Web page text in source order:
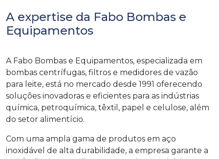
A expertise da Fabo Bombas e
Equipamentos
A Fabo Bombas e Equipamentos, especializada em
bombas centrífugas, filtros e medidores de vazão
para leite, está no mercado desde 1991 oferecendo
soluções inovadoras e eficientes para as indústrias
química, petroquímica, têxtil, papel e celulose, além
do setor alimentício.
Com uma ampla gama de produtos em aço
inoxidável de alta durabilidade, a empresa garante a